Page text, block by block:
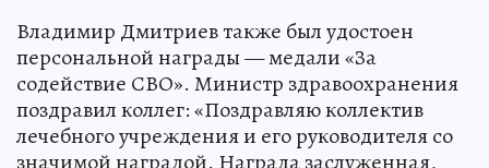
Владимир Дмитриев также был удостоен
персональной награды — медали «За
содействие СВО». Министр здравоохранения
поздравил коллег: «Поздравляю коллектив
лечебного учреждения и его руководителя со